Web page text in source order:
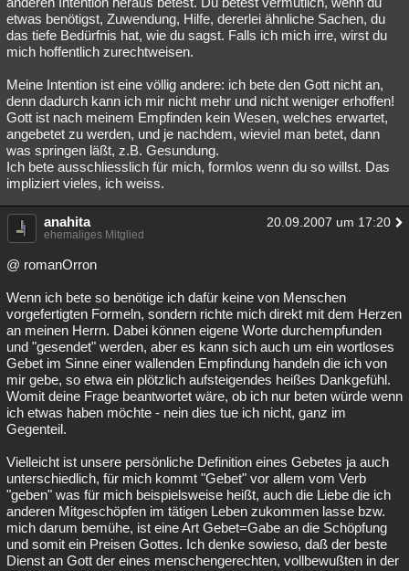
etwas benötigst, Zuwendung, Hilfe, dererlei ähnliche Sachen, du
das tiefe Bedürfnis hat, wie du sagst. Falls ich mich irre, wirst du
mich hoffentlich zurechtweisen.
Meine Intention ist eine völlig andere: ich bete den Gott nicht an,
denn dadurch kann ich mir nicht mehr und nicht weniger erhoffen!
Gott ist nach meinem Empfinden kein Wesen, welches erwartet,
angebetet zu werden, und je nachdem, wieviel man betet, dann
was springen läßt, z.B. Gesundung.
Ich bete ausschliesslich für mich, formlos wenn du so willst. Das
impliziert vieles, ich weiss.
anahita 20.09.2007 um 17:20
ehemaliges Mitglied
@ romanOrron
Wenn ich bete so benötige ich dafür keine von Menschen
vorgefertigten Formeln, sondern richte mich direkt mit dem Herzen
an meinen Herrn. Dabei können eigene Worte durchempfunden
und "gesendet" werden, aber es kann sich auch um ein wortloses
Gebet im Sinne einer wallenden Empfindung handeln die ich von
mir gebe, so etwa ein plötzlich aufsteigendes heißes Dankgefühl.
Womit deine Frage beantwortet wäre, ob ich nur beten würde wenn
ich etwas haben möchte - nein dies tue ich nicht, ganz im
Gegenteil.
Vielleicht ist unsere persönliche Definition eines Gebetes ja auch
unterschiedlich, für mich kommt "Gebet" vor allem vom Verb
"geben" was für mich beispielsweise heißt, auch die Liebe die ich
anderen Mitgeschöpfen im tätigen Leben zukommen lasse bzw.
mich darum bemühe, ist eine Art Gebet=Gabe an die Schöpfung
und somit ein Preisen Gottes. Ich denke sowieso, daß der beste
Dienst an Gott der eines menschengerechten, vollbewußten in der